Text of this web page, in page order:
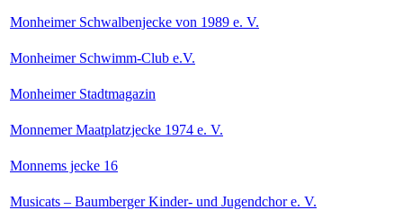
Monheimer Schwalbenjecke von 1989 e. V.
Monheimer Schwimm-Club e.V.
Monheimer Stadtmagazin
Monnemer Maatplatzjecke 1974 e. V.
Monnems jecke 16
Musicats – Baumberger Kinder- und Jugendchor e. V.